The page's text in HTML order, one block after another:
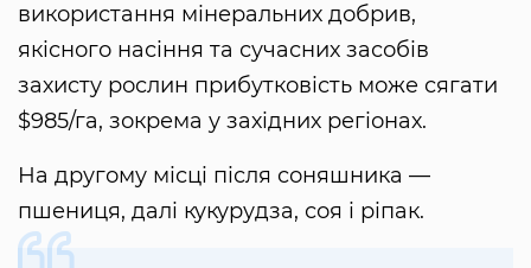
використання мінеральних добрив,
якісного насіння та сучасних засобів
захисту рослин прибутковість може сягати
$985/га, зокрема у західних регіонах.
На другому місці після соняшника —
пшениця, далі кукурудза, соя і ріпак.